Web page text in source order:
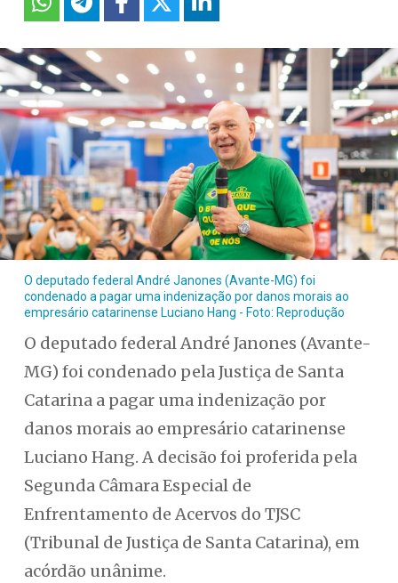
O deputado federal André Janones (Avante-MG) foi
condenado a pagar uma indenização por danos morais ao
empresário catarinense Luciano Hang - Foto: Reprodução
O deputado federal André Janones (Avante-
MG) foi condenado pela Justiça de Santa
Catarina a pagar uma indenização por
danos morais ao empresário catarinense
Luciano Hang. A decisão foi proferida pela
Segunda Câmara Especial de
Enfrentamento de Acervos do TJSC
(Tribunal de Justiça de Santa Catarina), em
acórdão unânime.